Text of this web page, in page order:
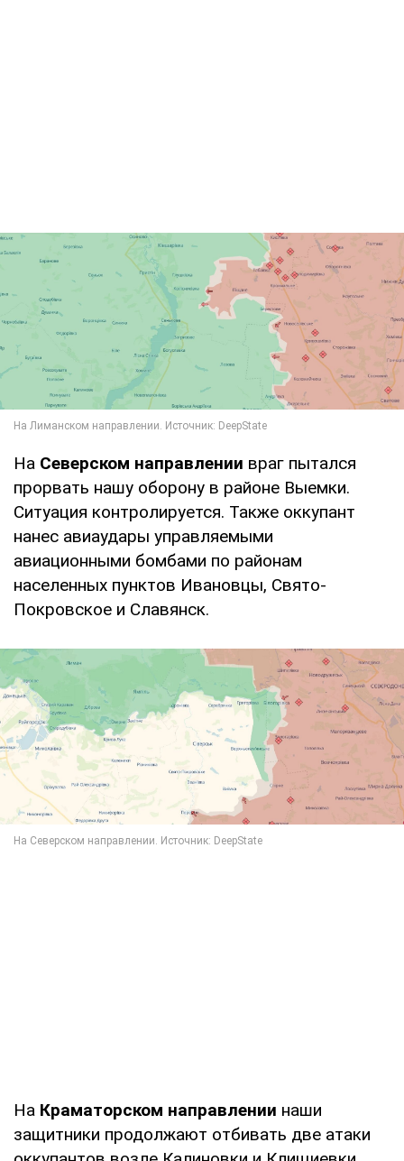
На Северском направлении враг пытался
прорвать нашу оборону в районе Выемки.
Ситуация контролируется. Также оккупант
нанес авиаудары управляемыми
авиационными бомбами по районам
населенных пунктов Ивановцы, Свято-
Покровское и Славянск.
На Краматорском направлении наши
защитники продолжают отбивать две атаки